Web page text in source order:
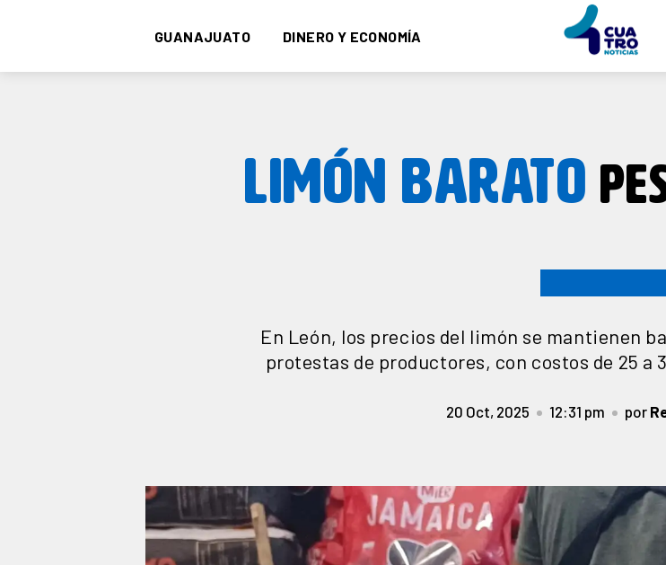
GUANAJUATO DINERO Y ECONOMÍA
LIMÓN BARATO
En León, los precios del limón se mantienen
protestas de productores, con costos de 25 a
20 Oct, 2025 12:31 pm por